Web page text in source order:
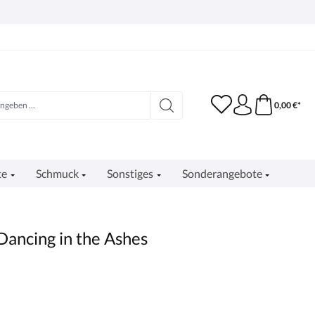
0,00 €*
Schmuck Sonstiges Sonderangebote
in the Ashes